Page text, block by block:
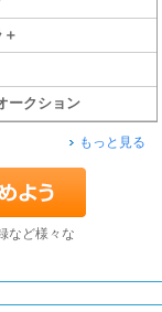
ークション
もっと見る
など様々な